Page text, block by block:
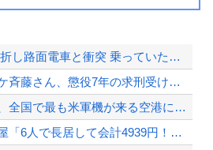
【鹿児島】 突然右折し路面電車と衝突 乗っていた男女3人は車を放置しダッシュで逃...
【動画】ジャンポケ斉藤さん、懲役7年の求刑受けたあとのTikTokライブ配信がヤ...
【衝撃】熊本空港、全国で最も米軍機が来る空港になっていた
【画像あり】居酒屋「6人で長居して会計4939円！喋りたいだけなら公園に行ってく...